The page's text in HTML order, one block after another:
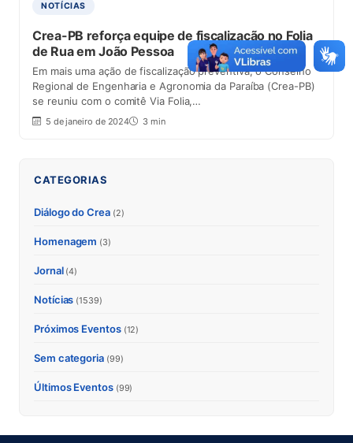
NOTÍCIAS
Crea-PB reforça equipe de fiscalização no Folia
de Rua em João Pessoa
Em mais uma ação de fiscalização preventiva, o Conselho
Regional de Engenharia e Agronomia da Paraíba (Crea-PB)
se reuniu com o comitê Via Folia,…
5 de janeiro de 2024 3 min
CATEGORIAS
Diálogo do Crea (2)
Homenagem (3)
Jornal (4)
Notícias (1539)
Próximos Eventos (12)
Sem categoria (99)
Últimos Eventos (99)